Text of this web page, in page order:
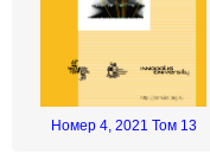
Номер 4, 2021 Том 13